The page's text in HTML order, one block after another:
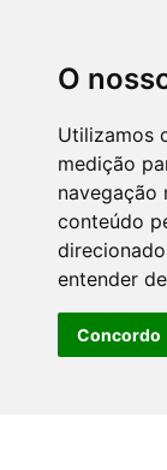
O
Utilizamos
medição
navegação
conteúdo
entender
Concordo